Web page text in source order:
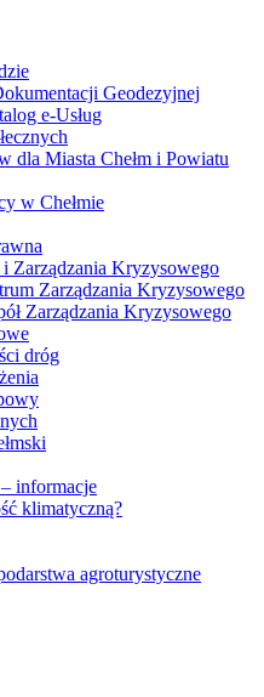
Geodezyjnej
e-Usług
dla Miasta Chełm i Powiatu
w Chełmie
Zarządzania Kryzysowego
Zarządzania Kryzysowego
Zarządzania Kryzysowego
dróg
informacje
klimatyczną?
agroturystyczne